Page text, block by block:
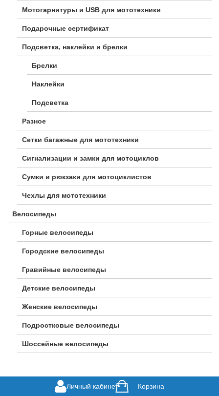
Мотогарнитуры и USB для мототехники
Подарочные сертификат
Подсветка, наклейки и брелки
Брелки
Наклейки
Подсветка
Разное
Сетки багажные для мототехники
Сигнализации и замки для мотоциклов
Сумки и рюкзаки для мотоциклистов
Чехлы для мототехники
Велосипеды
Горные велосипеды
Городские велосипеды
Гравийные велосипеды
Детские велосипеды
Женские велосипеды
Подростковые велосипеды
Шоссейные велосипеды
Личный кабинет Корзина